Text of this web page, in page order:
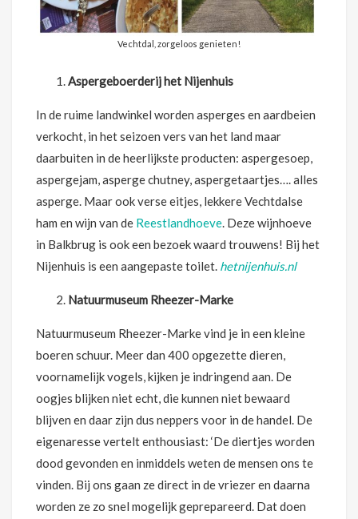
Vechtdal, zorgeloos genieten!
Aspergeboerderij het Nijenhuis
In de ruime landwinkel worden asperges en aardbeien
verkocht, in het seizoen vers van het land maar
daarbuiten in de heerlijkste producten: aspergesoep,
aspergejam, asperge chutney, aspergetaartjes…. alles
asperge. Maar ook verse eitjes, lekkere Vechtdalse
ham en wijn van de Reestlandhoeve. Deze wijnhoeve
in Balkbrug is ook een bezoek waard trouwens! Bij het
Nijenhuis is een aangepaste toilet. hetnijenhuis.nl
Natuurmuseum Rheezer-Marke
Natuurmuseum Rheezer-Marke vind je in een kleine
boeren schuur. Meer dan 400 opgezette dieren,
voornamelijk vogels, kijken je indringend aan. De
oogjes blijken niet echt, die kunnen niet bewaard
blijven en daar zijn dus neppers voor in de handel. De
eigenaresse vertelt enthousiast: ‘De diertjes worden
dood gevonden en inmiddels weten de mensen ons te
vinden. Bij ons gaan ze direct in de vriezer en daarna
worden ze zo snel mogelijk geprepareerd. Dat doen